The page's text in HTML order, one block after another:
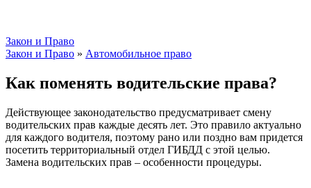
Закон и Право
Закон и Право » Автомобильное право
Как поменять водительские права?
Действующее законодательство предусматривает смену
водительских прав каждые десять лет. Это правило актуально
для каждого водителя, поэтому рано или поздно вам придется
посетить территориальный отдел ГИБДД с этой целью.
Замена водительских прав – особенности процедуры.